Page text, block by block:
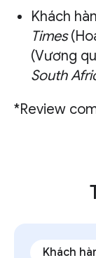
Khách
Times
(Vương
South
*Review
Khách